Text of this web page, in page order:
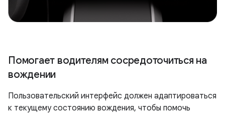
Помогает водителям сосредоточиться на
вождении
Пользовательский интерфейс должен адаптироваться
к текущему состоянию вождения, чтобы помочь